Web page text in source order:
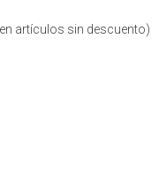
artículos sin descuento)